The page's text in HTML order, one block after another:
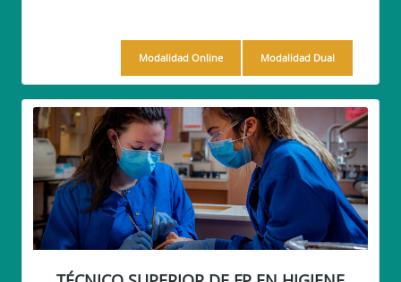
Modalidad Online Modalidad Dual